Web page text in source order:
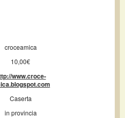
croceamica
10,00€
www.croce-
Caserta
in provincia